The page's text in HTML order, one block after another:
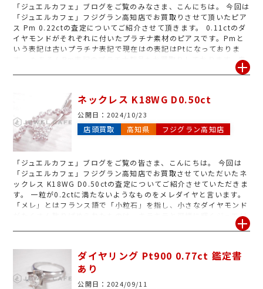
「ジュエルカフェ」ブログをご覧のみなさま、こんにちは。 今回は
「ジュエルカフェ」フジグラン高知店でお買取りさせて頂いたピア
ス Pm 0.22ctの査定についてご紹介させて頂きます。 0.11ctのダ
イヤモンドがそれぞれに付いたプラチナ素材のピアスです。Pmと
いう表記は古いプラチナ表記で現在はの表記はPtになっておりま
す。 もちろんPm表記のプラチナ製品もお買取りしております。素
材がわからない、鑑定書・鑑別書がない、売れるかどうかわからな
頂きます。 お気軽にフジグラン高知店にお申しつけ下さいませ。
ネックレス K18WG D0.50ct
公開日： 2024/10/23
店頭買取 高知県 フジグラン高知店
「ジュエルカフェ」ブログをご覧の皆さま、こんにちは。 今回は
「ジュエルカフェ」フジグラン高知店でお買取させていただいたネ
ックレス K18WG D0.50ctの査定についてご紹介させていただきま
す。 一粒が0.2ctに満たないようなものをメレダイヤと言います。
「メレ」とはフランス語で「小粒石」を指し、小さなダイヤモンド
がたくさん散りばめられたものは、キラキラと可憐に輝くジュエリ
ーになります。 ダイヤモンドとしての価格は反映しにくいのです
取り価格にプラスして高価買取しています。 使わなくなって引き出
しの中に眠ったままのジュエリーはございませんか? 本物かどうか
わからない物でも、スタッフが1点1点丁寧に査定いたしますので、
お気軽に無料査定へお持ち下さいませ。
ダイヤリング Pt900 0.77ct 鑑定書
あり
公開日： 2024/09/11